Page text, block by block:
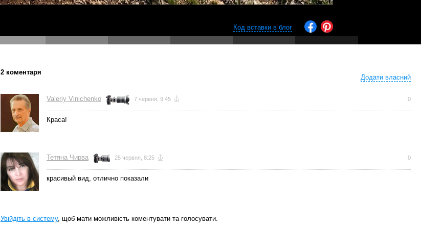
Код вставки в блог
2 коментаря
Додати власний
Valeriy Vinichenko 7 червня, 9:45 0
Краса!
Тетяна Чирва 25 червня, 8:25 0
красивый вид, отлично показали
Увійдіть в систему, щоб мати можливість коментувати та голосувати.